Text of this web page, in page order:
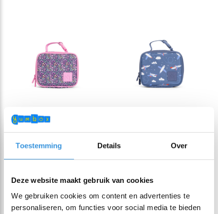
Toestemming Details Over
Deze website maakt gebruik van cookies
We gebruiken cookies om content en advertenties te
personaliseren, om functies voor social media te bieden
Montii Lunch koeltas
Mini Meadow
€ 19,95
Montii Lunch koeltas
Mini Jetset
€ 19,95